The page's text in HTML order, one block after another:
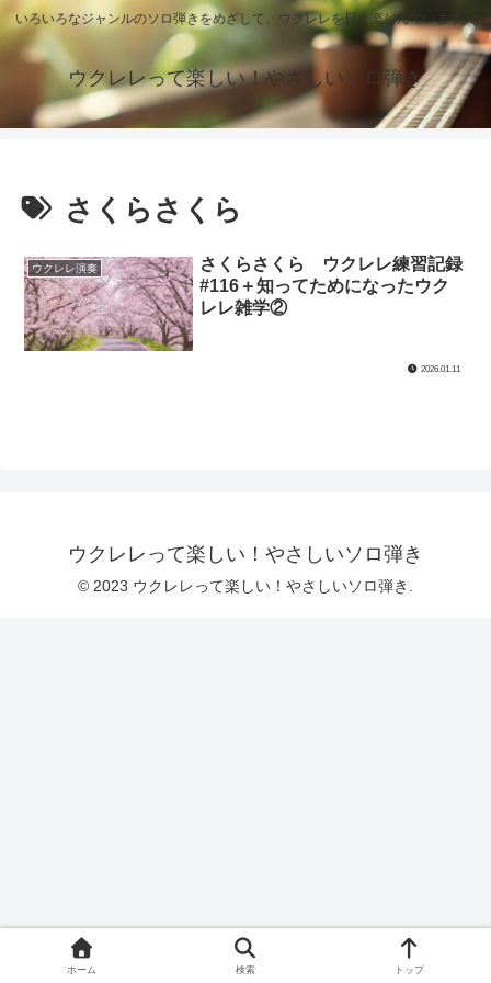
いろいろなジャンルのソロ弾きをめざして、ウクレレを日々楽しんでいます。
ウクレレって楽しい！やさしいソロ弾き
さくらさくら
ウクレレ演奏
さくらさくら ウクレレ練習記録
#116＋知ってためになったウク
レレ雑学②
2026.01.11
ウクレレって楽しい！やさしいソロ弾き
© 2023 ウクレレって楽しい！やさしいソロ弾き.
ホーム 検索 トップ